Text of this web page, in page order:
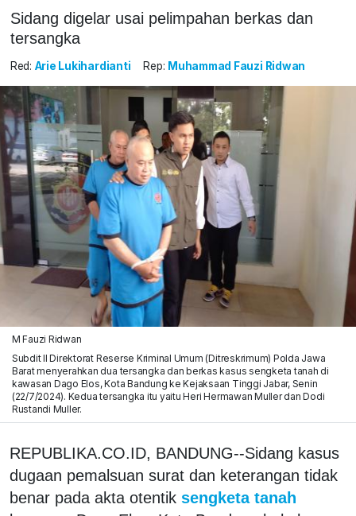
Sidang digelar usai pelimpahan berkas dan
tersangka
Red: Arie Lukihardianti Rep: Muhammad Fauzi Ridwan
M Fauzi Ridwan
Subdit II Direktorat Reserse Kriminal Umum (Ditreskrimum) Polda Jawa
Barat menyerahkan dua tersangka dan berkas kasus sengketa tanah di
kawasan Dago Elos, Kota Bandung ke Kejaksaan Tinggi Jabar, Senin
(22/7/2024). Kedua tersangka itu yaitu Heri Hermawan Muller dan Dodi
Rustandi Muller.
REPUBLIKA.CO.ID, BANDUNG--Sidang kasus
dugaan pemalsuan surat dan keterangan tidak
benar pada akta otentik sengketa tanah